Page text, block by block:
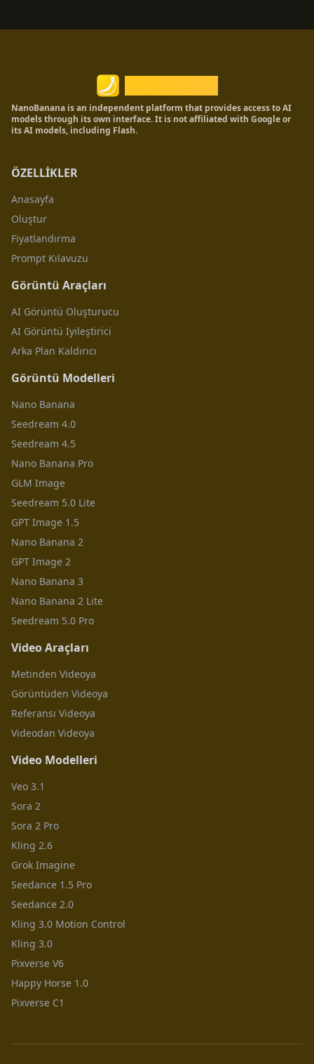
NanoBanana is an independent platform that provides access to AI
models through its own interface. It is not affiliated with Google or
its AI models, including Flash.
ÖZELLİKLER
Anasayfa
Oluştur
Fiyatlandırma
Prompt Kılavuzu
Görüntü Araçları
AI Görüntü Oluşturucu
AI Görüntü İyileştirici
Arka Plan Kaldırıcı
Görüntü Modelleri
Nano Banana
Seedream 4.0
Seedream 4.5
Nano Banana Pro
GLM Image
Seedream 5.0 Lite
GPT Image 1.5
Nano Banana 2
GPT Image 2
Nano Banana 3
Nano Banana 2 Lite
Seedream 5.0 Pro
Video Araçları
Metinden Videoya
Görüntüden Videoya
Referansı Videoya
Videodan Videoya
Video Modelleri
Veo 3.1
Sora 2
Sora 2 Pro
Kling 2.6
Grok Imagine
Seedance 1.5 Pro
Seedance 2.0
Kling 3.0 Motion Control
Kling 3.0
Pixverse V6
Happy Horse 1.0
Pixverse C1